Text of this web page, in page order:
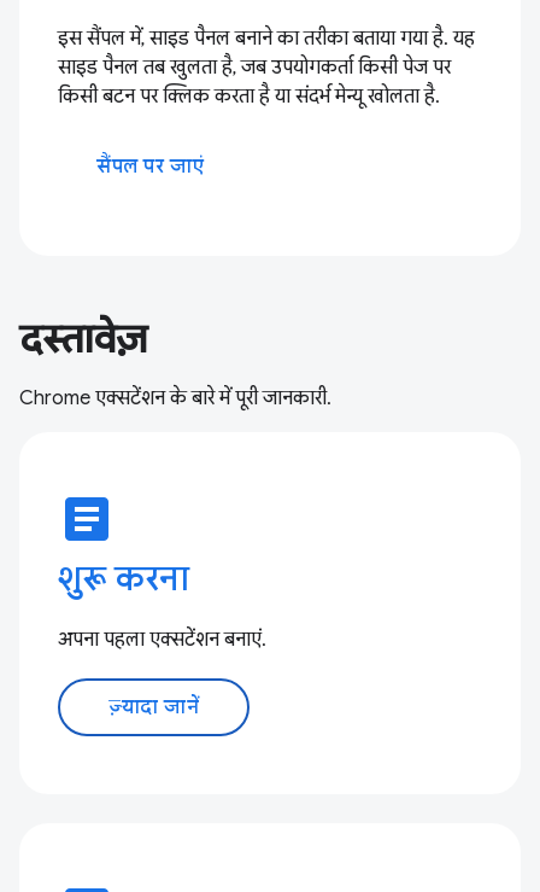
इस सैंपल में, साइड पैनल बनाने का तरीका बताया गया है. यह
साइड पैनल तब खुलता है, जब उपयोगकर्ता किसी पेज पर
किसी बटन पर क्लिक करता है या संदर्भ मेन्यू खोलता है.
सैंपल पर जाएं
दस्तावेज़
Chrome एक्सटेंशन के बारे में पूरी जानकारी.
article
शुरू करना
अपना पहला एक्सटेंशन बनाएं.
ज़्यादा जानें